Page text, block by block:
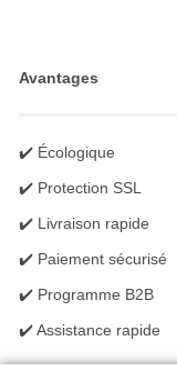
Avantages
✔️ Écologique
✔️ Protection SSL
✔️ Livraison rapide
✔️ Paiement sécurisé
✔️ Programme B2B
✔️ Assistance rapide